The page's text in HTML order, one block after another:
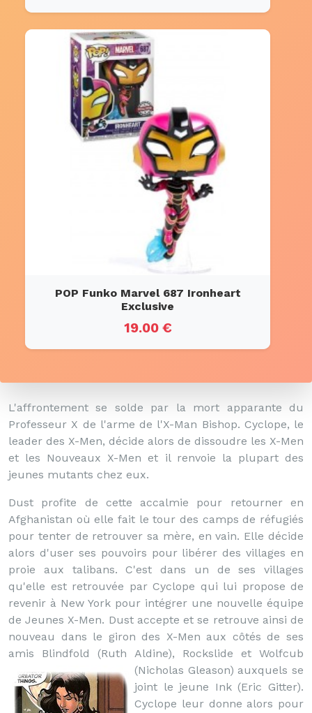
POP Funko Marvel 687 Ironheart
Exclusive
19.00 €
L'affrontement se solde par la mort apparante du
Professeur X de l'arme de l'X-Man Bishop. Cyclope, le
leader des X-Men, décide alors de dissoudre les X-Men
et les Nouveaux X-Men et il renvoie la plupart des
jeunes mutants chez eux.
Dust profite de cette accalmie pour retourner en
Afghanistan où elle fait le tour des camps de réfugiés
pour tenter de retrouver sa mère, en vain. Elle décide
alors d'user ses pouvoirs pour libérer des villages en
proie aux talibans. C'est dans un de ses villages
qu'elle est retrouvée par Cyclope qui lui propose de
revenir à New York pour intégrer une nouvelle équipe
de Jeunes X-Men. Dust accepte et se retrouve ainsi de
nouveau dans le giron des X-Men aux côtés de ses
amis Blindfold (Ruth Aldine), Rockslide et Wolfcub
(Nicholas Gleason) auxquels se
joint le jeune Ink (Eric Gitter).
Cyclope leur donne alors pour